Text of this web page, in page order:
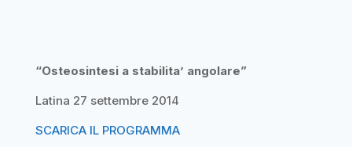
“Osteosintesi a stabilita’ angolare”
Latina 27 settembre 2014
SCARICA IL PROGRAMMA